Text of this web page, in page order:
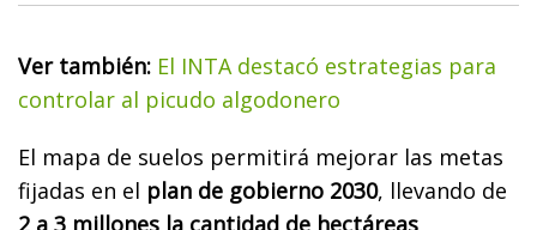
Ver también: El INTA destacó estrategias para
controlar al picudo algodonero
El mapa de suelos permitirá mejorar las metas
fijadas en el plan de gobierno 2030, llevando de
2 a 3 millones la cantidad de hectáreas